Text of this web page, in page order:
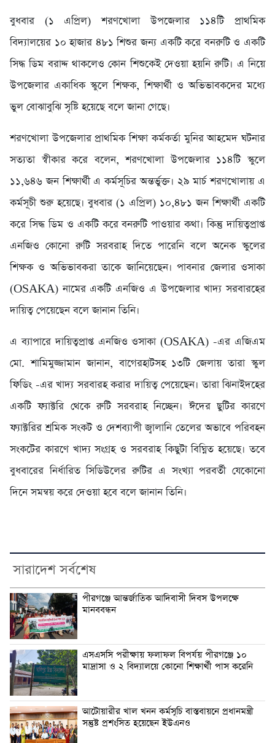
বুধবার (১ এপ্রিল) শরণখোলা উপজেলার ১১৪টি প্রাথমিক
বিদ্যালয়ের ১০ হাজার ৪৮১ শিশুর জন্য একটি করে বনরুটি ও একটি
সিদ্ধ ডিম বরাদ্দ থাকলেও কোন শিশুকেই দেওয়া হয়নি রুটি। এ নিয়ে
উপজেলার একাধিক স্কুলে শিক্ষক, শিক্ষার্থী ও অভিভাবকদের মধ্যে
ভুল বোঝাবুঝি সৃষ্টি হয়েছে বলে জানা গেছে।
শরণখোলা উপজেলার প্রাথমিক শিক্ষা কর্মকর্তা মুনির আহমেদ ঘটনার
সত্যতা স্বীকার করে বলেন, শরণখোলা উপজেলার ১১৪টি স্কুলে
১১,৬৪৬ জন শিক্ষার্থী এ কর্মসূচির অন্তর্ভুক্ত। ২৯ মার্চ শরণখোলায় এ
কর্মসূচী শুরু হয়েছে। বুধবার (১ এপ্রিল) ১০,৪৮১ জন শিক্ষার্থী একটি
করে সিদ্ধ ডিম ও একটি করে বনরুটি পাওয়ার কথা। কিন্তু দায়িত্বপ্রাপ্ত
এনজিও কোনো রুটি সরবরাহ দিতে পারেনি বলে অনেক স্কুলের
শিক্ষক ও অভিভাবকরা তাকে জানিয়েছেন। পাবনার জেলার ওসাকা
(OSAKA) নামের একটি এনজিও এ উপজেলার খাদ্য সরবারহের
দায়িত্ব পেয়েছেন বলে জানান তিনি।
এ ব্যাপারে দায়িত্বপ্রাপ্ত এনজিও ওসাকা (OSAKA) -এর এজিএম
মো. শামিমুজ্জামান জানান, বাগেরহাটসহ ১৩টি জেলায় তারা স্কুল
ফিডিং -এর খাদ্য সরবারহ করার দায়িত্ব পেয়েছেন। তারা ঝিনাইদহের
একটি ফ্যাক্টরি থেকে রুটি সরবরাহ নিচ্ছেন। ঈদের ছুটির কারণে
ফ্যাক্টরির শ্রমিক সংকট ও দেশব্যাপী জ্বালানি তেলের অভাবে পরিবহন
সংকটের কারণে খাদ্য সংগ্রহ ও সরবরাহ কিছুটা বিঘ্নিত হয়েছে। তবে
বুধবারের নির্ধারিত সিডিউলের রুটির এ সংখ্যা পরবর্তী যেকোনো
দিনে সমন্বয় করে দেওয়া হবে বলে জানান তিনি।
সারাদেশ সর্বশেষ
পীরগঞ্জে আন্তর্জাতিক আদিবাসী দিবস উপলক্ষে
মানববন্ধন
এসএসসি পরীক্ষায় ফলাফল বিপর্যয় পীরগঞ্জে ১০
মাদ্রাসা ও ২ বিদ্যালয়ে কোনো শিক্ষার্থী পাস করেনি
আটোয়ারীর খাল খনন কর্মসূচি বাস্তবায়নে প্রধানমন্ত্রী
সন্তুষ্ট প্রশংসিত হয়েছেন ইউএনও